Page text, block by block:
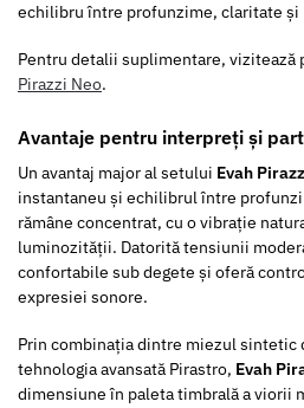
echilibru între profunzime, claritate și
Pentru detalii suplimentare, vizitează
Pirazzi Neo.
Avantaje pentru interpreți și
Un avantaj major al setului Evah
instantaneu și echilibrul între
rămâne concentrat, cu o vibrație
luminozității. Datorită tensiunii
confortabile sub degete și oferă
expresiei sonore.
Prin combinația dintre miezul sintetic
tehnologia avansată Pirastro, Evah
dimensiune în paleta timbrală a viorii